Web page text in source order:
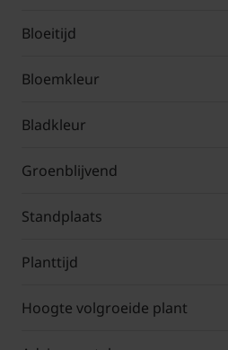
Bloeitijd
Bloemkleur
Bladkleur
Groenblijvend
Standplaats
Planttijd
Hoogte volgroeide plant